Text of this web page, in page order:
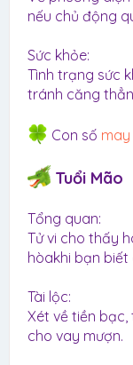
nếu chủ động
Sức khỏe:
Tình trạng sức
tránh căng
Con số
Tuổi Mão
Tổng quan:
Tử vi cho thấy
hòakhi bạn biết
Tài lộc:
Xét về tiền
cho vay mượn.